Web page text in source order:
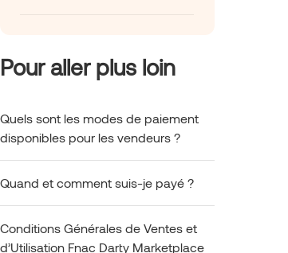
Pour aller plus loin
Quels sont les modes de paiement
disponibles pour les vendeurs ?
Quand et comment suis-je payé ?
Conditions Générales de Ventes et
d’Utilisation Fnac Darty Marketplace